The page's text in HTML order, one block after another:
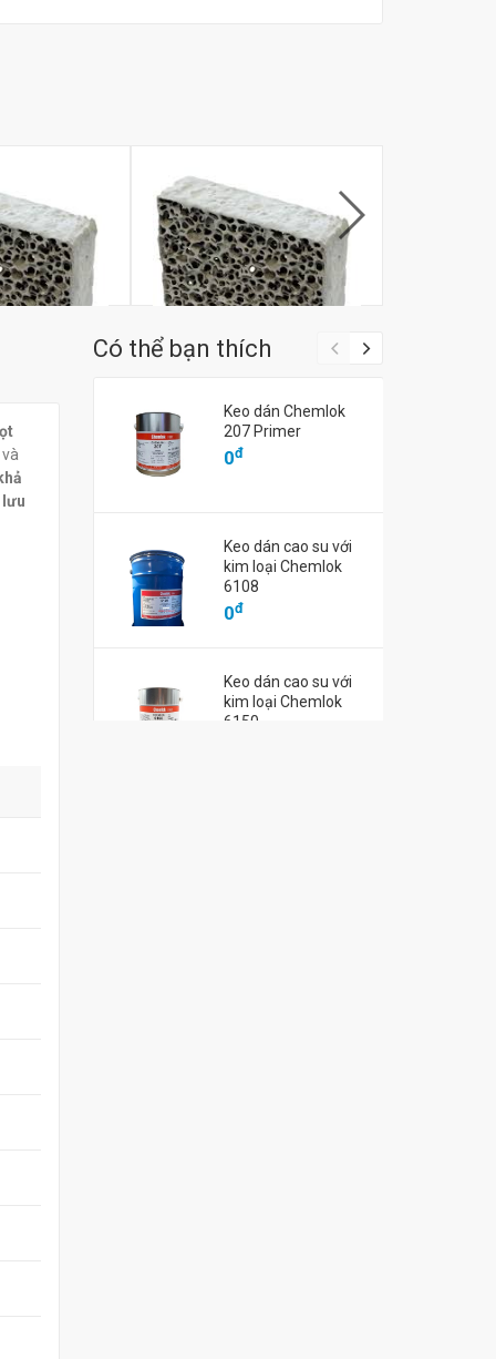
gốm sứ chịu
10PPI)
Tấm lọc xỉ bằng gốm sứ chịu
lửa Foseco SEDEX
(50X50X22mm-10PPI)
lưu
Có thể bạn thích
Keo dán Chemlok
207 Primer
0đ
Keo dán cao su với
kim loại Chemlok
6108
0đ
Keo dán cao su với
kim loại Chemlok
6150